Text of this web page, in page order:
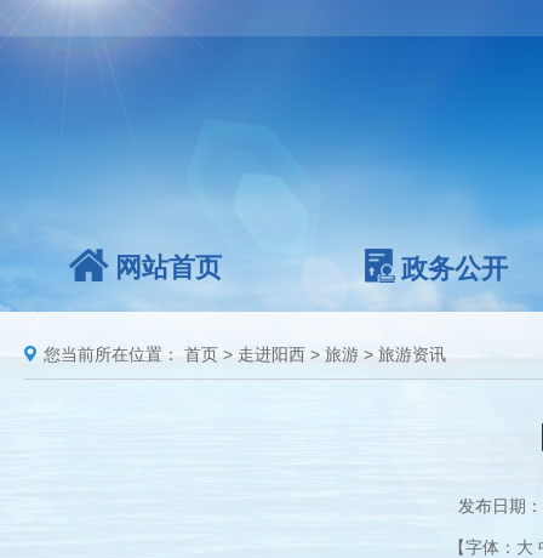
网站首页 政务公开
您当前所在位置： 首页 > 走进阳西 > 旅游 > 旅游资讯
发布日期
【字体： 大